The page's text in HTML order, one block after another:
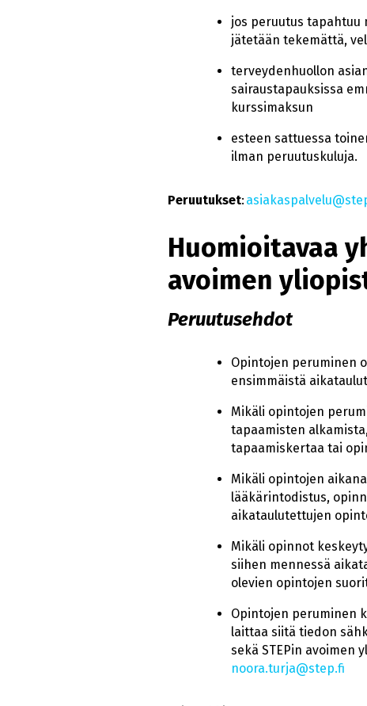
jos peruutus tapahtuu
jätetään tekemättä,
terveydenhuollon
sairaustapauksissa
kurssimaksun
esteen sattuessa
ilman peruutuskuluja.
Peruutukset:
Huomioitavaa
avoimen
Peruutusehdot
Opintojen peruminen
ensimmäistä
Mikäli opintojen
tapaamisten
tapaamiskertaa tai
Mikäli opintojen
lääkärintodistus,
aikataulutettujen
Mikäli opinnot
siihen mennessä
olevien opintojen
Opintojen peruminen
laittaa siitä tiedon
sekä STEPin avoimen
noora.turja@step.fi